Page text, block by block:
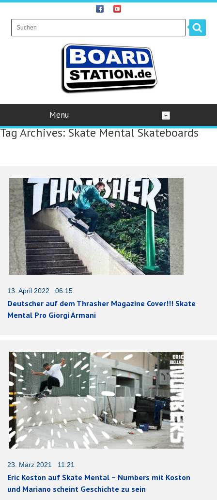
Menu
Tag Archives:Skate Mental Skateboards
13. April 2022 06:15
Deutscher auf dem Thrasher Magazine Cover!!! Skate
Mental Pro Giorgi Armani
23. März 2021 11:21
Eric Koston auf Skate Mental – Numbers mit Koston
und Mariano scheint Geschichte zu sein